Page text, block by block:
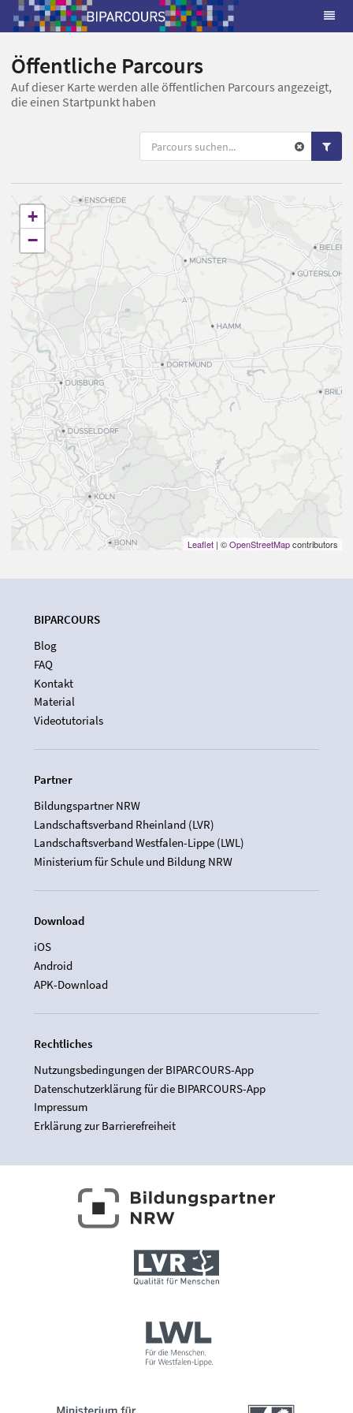
Öffentliche Parcours
Auf dieser Karte werden alle öffentlichen Parcours angezeigt,
die einen Startpunkt haben
+
−
Leaflet | ©OpenStreetMapcontributors
BIPARCOURS
Blog
FAQ
Kontakt
Material
Videotutorials
Partner
Bildungspartner NRW
Landschaftsverband Rheinland (LVR)
Landschaftsverband Westfalen-Lippe (LWL)
Ministerium für Schule und Bildung NRW
Download
iOS
Android
APK-Download
Rechtliches
Nutzungsbedingungen der BIPARCOURS-App
Datenschutzerklärung für die BIPARCOURS-App
Impressum
Erklärung zur Barrierefreiheit